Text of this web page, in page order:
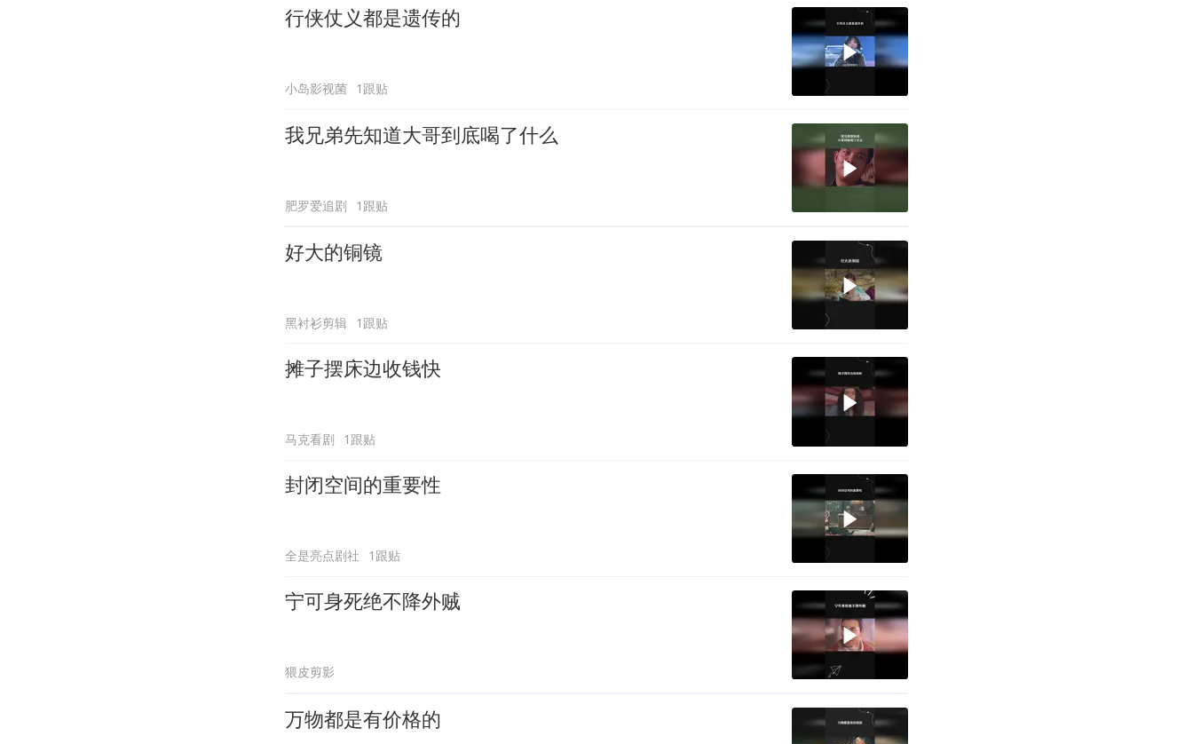
行侠仗义都是遗传的
小岛影视菌 1跟贴
我兄弟先知道大哥到底喝了什么
肥罗爱追剧 1跟贴
好大的铜镜
黑衬衫剪辑 1跟贴
摊子摆床边收钱快
马克看剧 1跟贴
封闭空间的重要性
全是亮点剧社 1跟贴
宁可身死绝不降外贼
猥皮剪影
万物都是有价格的